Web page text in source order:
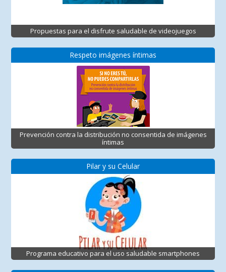
Propuestas para el disfrute saludable de videojuegos
Respeto imágenes íntimas
Prevención contra la distribución no consentida de imágenes
íntimas
Pilar y su Celular
Programa educativo para el uso saludable smartphones